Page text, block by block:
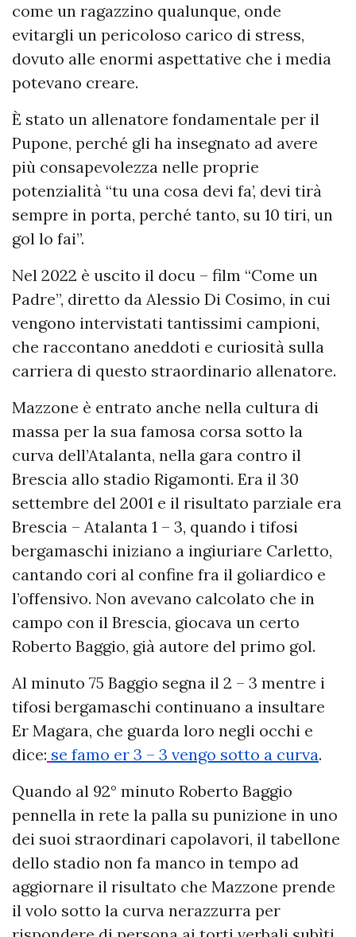
come un ragazzino qualunque, onde
evitargli un pericoloso carico di stress,
dovuto alle enormi aspettative che i media
potevano creare.
È stato un allenatore fondamentale per il
Pupone, perché gli ha insegnato ad avere
più consapevolezza nelle proprie
potenzialità “tu una cosa devi fa’, devi tirà
sempre in porta, perché tanto, su 10 tiri, un
gol lo fai”.
Nel 2022 è uscito il docu – film “Come un
Padre”, diretto da Alessio Di Cosimo, in cui
vengono intervistati tantissimi campioni,
che raccontano aneddoti e curiosità sulla
carriera di questo straordinario allenatore.
Mazzone è entrato anche nella cultura di
massa per la sua famosa corsa sotto la
curva dell’Atalanta, nella gara contro il
Brescia allo stadio Rigamonti. Era il 30
settembre del 2001 e il risultato parziale era
Brescia – Atalanta 1 – 3, quando i tifosi
bergamaschi iniziano a ingiuriare Carletto,
cantando cori al confine fra il goliardico e
l’offensivo. Non avevano calcolato che in
campo con il Brescia, giocava un certo
Roberto Baggio, già autore del primo gol.
Al minuto 75 Baggio segna il 2 – 3 mentre i
tifosi bergamaschi continuano a insultare
Er Magara, che guarda loro negli occhi e
dice: se famo er 3 – 3 vengo sotto a curva.
Quando al 92° minuto Roberto Baggio
pennella in rete la palla su punizione in uno
dei suoi straordinari capolavori, il tabellone
dello stadio non fa manco in tempo ad
aggiornare il risultato che Mazzone prende
il volo sotto la curva nerazzurra per